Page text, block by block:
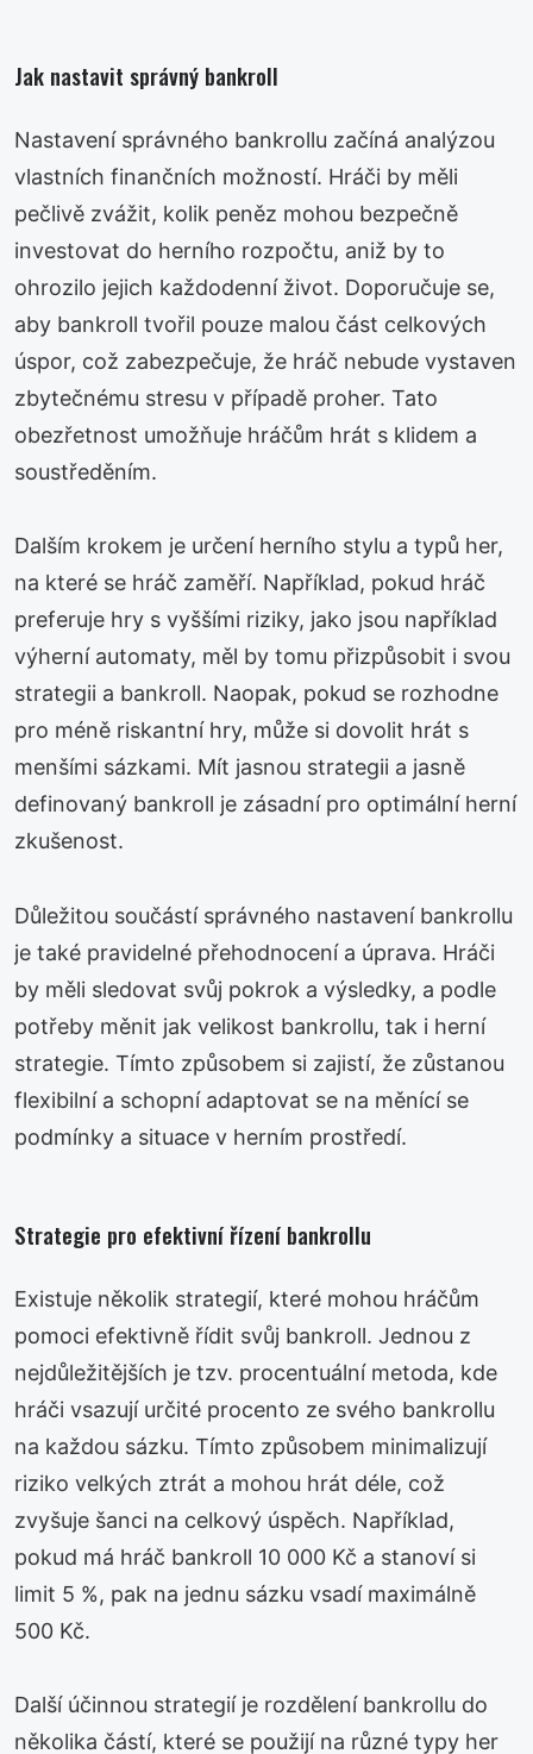
Jak nastavit správný bankroll
Nastavení správného bankrollu začíná analýzou
vlastních finančních možností. Hráči by měli
pečlivě zvážit, kolik peněz mohou bezpečně
investovat do herního rozpočtu, aniž by to
ohrozilo jejich každodenní život. Doporučuje se,
aby bankroll tvořil pouze malou část celkových
úspor, což zabezpečuje, že hráč nebude vystaven
zbytečnému stresu v případě proher. Tato
obezřetnost umožňuje hráčům hrát s klidem a
soustředěním.
Dalším krokem je určení herního stylu a typů her,
na které se hráč zaměří. Například, pokud hráč
preferuje hry s vyššími riziky, jako jsou například
výherní automaty, měl by tomu přizpůsobit i svou
strategii a bankroll. Naopak, pokud se rozhodne
pro méně riskantní hry, může si dovolit hrát s
menšími sázkami. Mít jasnou strategii a jasně
definovaný bankroll je zásadní pro optimální herní
zkušenost.
Důležitou součástí správného nastavení bankrollu
je také pravidelné přehodnocení a úprava. Hráči
by měli sledovat svůj pokrok a výsledky, a podle
potřeby měnit jak velikost bankrollu, tak i herní
strategie. Tímto způsobem si zajistí, že zůstanou
flexibilní a schopní adaptovat se na měnící se
podmínky a situace v herním prostředí.
Strategie pro efektivní řízení bankrollu
Existuje několik strategií, které mohou hráčům
pomoci efektivně řídit svůj bankroll. Jednou z
nejdůležitějších je tzv. procentuální metoda, kde
hráči vsazují určité procento ze svého bankrollu
na každou sázku. Tímto způsobem minimalizují
riziko velkých ztrát a mohou hrát déle, což
zvyšuje šanci na celkový úspěch. Například,
pokud má hráč bankroll 10 000 Kč a stanoví si
limit 5 %, pak na jednu sázku vsadí maximálně
500 Kč.
Další účinnou strategií je rozdělení bankrollu do
několika částí, které se použijí na různé typy her